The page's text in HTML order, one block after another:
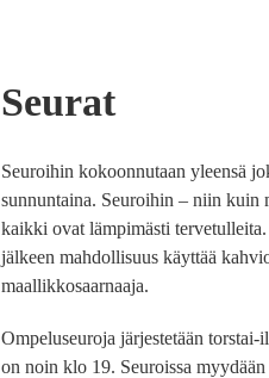
Seurat
Seuroihin kokoonnutaan yleensä
sunnuntaina. Seuroihin – niin kuin
kaikki ovat lämpimästi tervetulleita.
jälkeen mahdollisuus käyttää
maallikkosaarnaaja.
Ompeluseuroja järjestetään
on noin klo 19. Seuroissa